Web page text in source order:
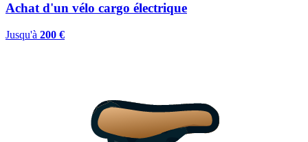
Achat d'un vélo cargo électrique
Jusqu'à 200 €